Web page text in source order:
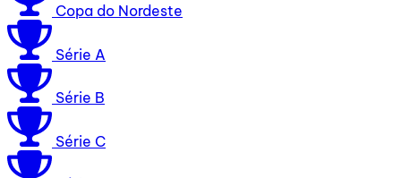
Copa do Nordeste
Série A
Série B
Série C